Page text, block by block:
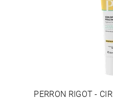
PERRON RIGOT -